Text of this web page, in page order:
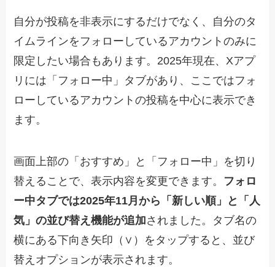
自分が投稿を非表示にするだけでなく、自分のタ
イムラインをフォローしているアカウントのみに
限定したい場合もあります。2025年現在、Xアプ
リには「フォロー中」タブがあり、ここではフォ
ローしているアカウントの投稿を中心に表示でき
ます。
画面上部の「おすすめ」と「フォロー中」を切り
替えることで、表示内容を変更できます。 フォロ
ー中タブでは2025年11月から「新しい順」と「人
気」の並び替え機能が追加されました。タブ名の
横にある下向き矢印（∨）をタップすると、並び
替えオプションが表示されます。